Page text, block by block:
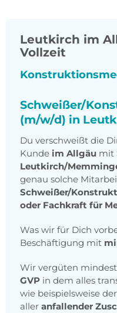
Leutkirch im
Vollzeit
Schweißer/
(m/w/d) in
Du verschweißt die
Kunde im Allgäu mit
Leutkirch/
genau solche
Schweißer/
oder Fachkraft für
Was wir für Dich
Beschäftigung mit
Wir vergüten
GVP in dem alles
wie beispielsweise
aller anfallender